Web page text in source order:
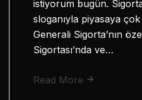
istiyorum bugün.
sloganıyla piyasaya
Generali Sigorta’nın
Sigortası’nda ve…
Read More